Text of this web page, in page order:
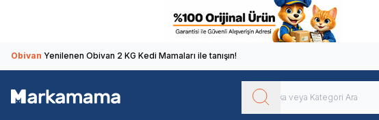
Obivan Yenilenen Obivan 2 KG Kedi Mamaları ile tanışın!